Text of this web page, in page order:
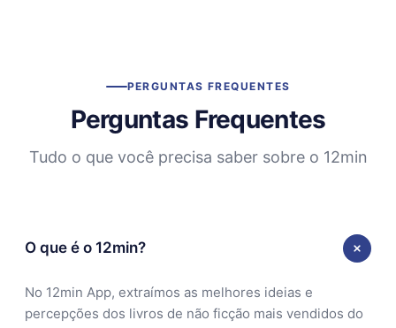
PERGUNTAS FREQUENTES
Perguntas Frequentes
Tudo o que você precisa saber sobre o 12min
O que é o 12min?
No 12min App, extraímos as melhores ideias e
percepções dos livros de não ficção mais vendidos do